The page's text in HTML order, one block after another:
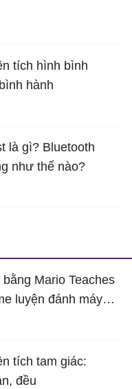
tích hình bình
hành
là gì? Bluetooth
như thế nào?
Mario Teaches
luyện đánh máy
tích tam giác:
đều